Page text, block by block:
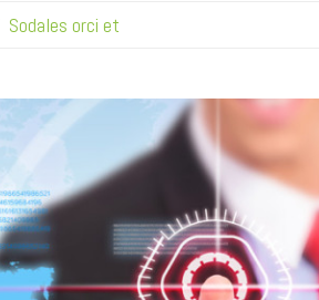
Sodales orci et